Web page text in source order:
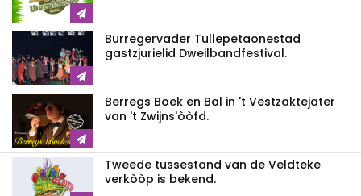
Burregervader Tullepetaonestad
gastzjurielid Dweilbandfestival.
Berregs Boek en Bal in 't Vestzaktejater
van 't Zwijns'òòfd.
Tweede tussestand van de Veldteke
verkòòp is bekend.